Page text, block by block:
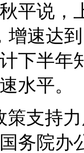
平说，
增速达
下半年
水平。
策支持
务院办